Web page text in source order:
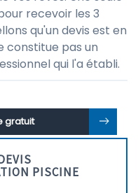
recevoir les 3
qu'un devis est en
constitue pas un
qui l'a établi.
gratuit
PISCINE